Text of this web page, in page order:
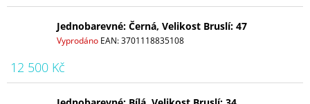
Jednobarevné: Černá, Velikost Bruslí: 47
Vyprodáno EAN:3701118835108
12 500 Kč